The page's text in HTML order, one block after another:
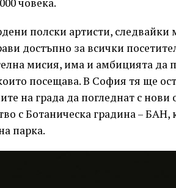
човека.
полски артисти, следвайки
достъпно за всички
мисия, има и амбицията да
посещава. В София тя ще
на града да погледнат с нови
с Ботаническа градина –
парка.